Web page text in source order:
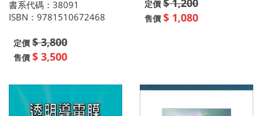
書系代碼：38091
ISBN：9781510672468
定價 $ 3,800
售價 $ 3,500
定價 $ 1,200
售價 $ 1,080